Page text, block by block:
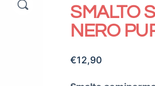
🔍
SMALTO
NERO
€12,90